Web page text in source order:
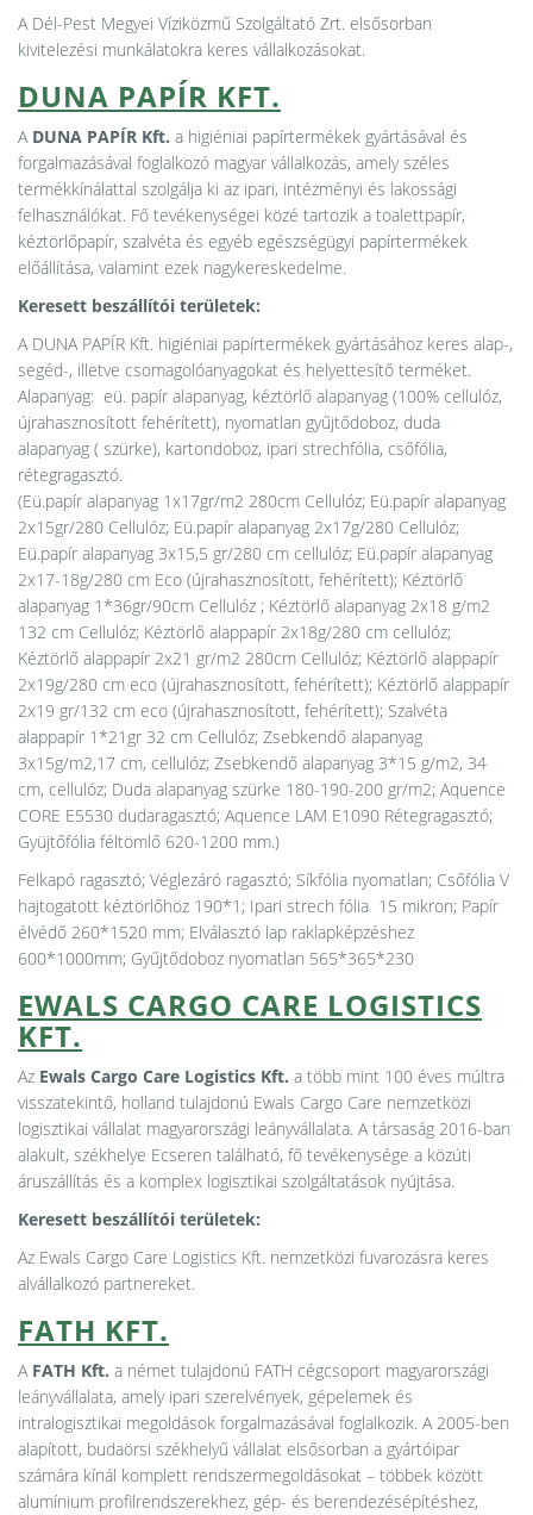
A Dél-Pest Megyei Víziközmű Szolgáltató Zrt. elsősorban
kivitelezési munkálatokra keres vállalkozásokat.
DUNA PAPÍR KFT.
A DUNA PAPÍR Kft. a higiéniai papírtermékek gyártásával és
forgalmazásával foglalkozó magyar vállalkozás, amely széles
termékkínálattal szolgálja ki az ipari, intézményi és lakossági
felhasználókat. Fő tevékenységei közé tartozik a toalettpapír,
kéztörlőpapír, szalvéta és egyéb egészségügyi papírtermékek
előállítása, valamint ezek nagykereskedelme.
Keresett beszállítói területek:
A DUNA PAPÍR Kft. higiéniai papírtermékek gyártásához keres alap-,
segéd-, illetve csomagolóanyagokat és helyettesítő terméket.
Alapanyag: eü. papír alapanyag, kéztörlő alapanyag (100% cellulóz,
újrahasznosított fehérített), nyomatlan gyűjtődoboz, duda
alapanyag ( szürke), kartondoboz, ipari strechfólia, csőfólia,
rétegragasztó.
(Eü.papír alapanyag 1x17gr/m2 280cm Cellulóz; Eü.papír alapanyag
2x15gr/280 Cellulóz; Eü.papír alapanyag 2x17g/280 Cellulóz;
Eü.papír alapanyag 3x15,5 gr/280 cm cellulóz; Eü.papír alapanyag
2x17-18g/280 cm Eco (újrahasznosított, fehérített); Kéztörlő
alapanyag 1*36gr/90cm Cellulóz ; Kéztörlő alapanyag 2x18 g/m2
132 cm Cellulóz; Kéztörlő alappapír 2x18g/280 cm cellulóz;
Kéztörlő alappapír 2x21 gr/m2 280cm Cellulóz; Kéztörlő alappapír
2x19g/280 cm eco (újrahasznosított, fehérített); Kéztörlő alappapír
2x19 gr/132 cm eco (újrahasznosított, fehérített); Szalvéta
alappapír 1*21gr 32 cm Cellulóz; Zsebkendő alapanyag
3x15g/m2,17 cm, cellulóz; Zsebkendő alapanyag 3*15 g/m2, 34
cm, cellulóz; Duda alapanyag szürke 180-190-200 gr/m2; Aquence
CORE E5530 dudaragasztó; Aquence LAM E1090 Rétegragasztó;
Gyüjtőfólia féltömlő 620-1200 mm.)
Felkapó ragasztó; Véglezáró ragasztó; Síkfólia nyomatlan; Csőfólia V
hajtogatott kéztörlőhöz 190*1; Ipari strech fólia 15 mikron; Papír
élvédő 260*1520 mm; Elválasztó lap raklapképzéshez
600*1000mm; Gyűjtődoboz nyomatlan 565*365*230
EWALS CARGO CARE LOGISTICS
KFT.
Az Ewals Cargo Care Logistics Kft. a több mint 100 éves múltra
visszatekintő, holland tulajdonú Ewals Cargo Care nemzetközi
logisztikai vállalat magyarországi leányvállalata. A társaság 2016-ban
alakult, székhelye Ecseren található, fő tevékenysége a közúti
áruszállítás és a komplex logisztikai szolgáltatások nyújtása.
Keresett beszállítói területek:
Az Ewals Cargo Care Logistics Kft. nemzetközi fuvarozásra keres
alvállalkozó partnereket.
FATH KFT.
A FATH Kft. a német tulajdonú FATH cégcsoport magyarországi
leányvállalata, amely ipari szerelvények, gépelemek és
intralogisztikai megoldások forgalmazásával foglalkozik. A 2005-ben
alapított, budaörsi székhelyű vállalat elsősorban a gyártóipar
számára kínál komplett rendszermegoldásokat – többek között
alumínium profilrendszerekhez, gép- és berendezésépítéshez,